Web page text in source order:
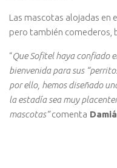
Las mascotas alojadas en
pero también comederos,
“Que Sofitel haya confiado
bienvenida para sus
por ello, hemos diseñado
la estadía sea muy
mascotas”comenta